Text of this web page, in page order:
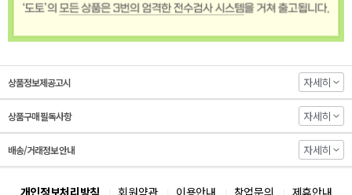
상품정보제공고시 자세히
상품구매 필독사항 자세히
배송/거래정보 안내 자세히
개인정보처리방침 회원약관 이용안내 창업문의 제휴안내